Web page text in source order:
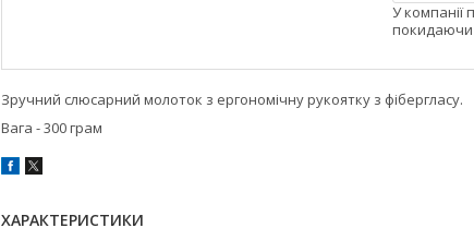
У компанії
покидаючи
Зручний слюсарний молоток з ергономічну рукоятку з фібергласу.
Вага - 300 грам
ХАРАКТЕРИСТИКИ